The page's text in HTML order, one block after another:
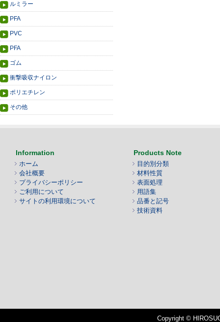
ルミラー
PFA
PVC
PFA
ゴム
衝撃吸収ナイロン
ポリエチレン
その他
Information
ホーム
会社概要
プライバシーポリシー
ご利用について
サイトの利用環境について
Products Note
目的別分類
材料性質
表面処理
用語集
品番と記号
技術資料
Copyright ©